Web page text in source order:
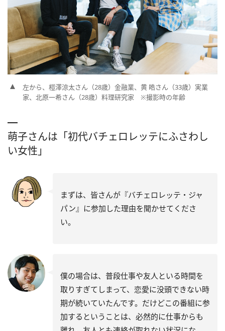
左から、榿澤涼太さん（28歳）金融業、黄 皓さん（33歳）実業
家、北原一希さん（28歳）料理研究家 ※撮影時の年齢
萌子さんは「初代バチェロレッテにふさわし
い女性」
まずは、皆さんが『バチェロレッテ・ジャ
パン』に参加した理由を聞かせてくださ
い。
僕の場合は、普段仕事や友人といる時間を
取りすぎてしまって、恋愛に没頭できない時
期が続いていたんです。だけどこの番組に参
加するということは、必然的に仕事からも